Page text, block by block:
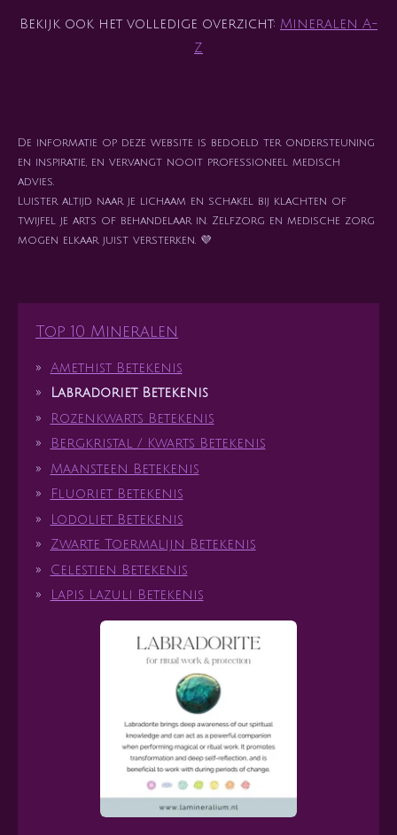
Bekijk ook het volledige overzicht: Mineralen A-
Z
De informatie op deze website is bedoeld ter ondersteuning
en inspiratie, en vervangt nooit professioneel medisch
advies.
Luister altijd naar je lichaam en schakel bij klachten of
twijfel je arts of behandelaar in. Zelfzorg en medische zorg
mogen elkaar juist versterken. 💜
Top 10 Mineralen
Amethist Betekenis
Labradoriet Betekenis
Rozenkwarts Betekenis
Bergkristal / Kwarts Betekenis
Maansteen Betekenis
Fluoriet Betekenis
Lodoliet Betekenis
Zwarte Toermalijn Betekenis
Celestien Betekenis
Lapis Lazuli Betekenis